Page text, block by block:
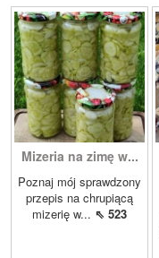
Mizeria na zimę w...
Poznaj mój sprawdzony
przepis na chrupiącą
mizerię w... ⇖ 523